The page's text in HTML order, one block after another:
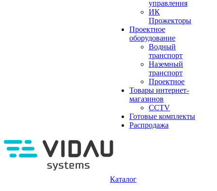
управления
ИК
Прожекторы
Проектное
оборудование
Водный
транспорт
Наземный
транспорт
Проектное
Товары интернет-
магазинов
CCTV
Готовые комплекты
Распродажа
Каталог